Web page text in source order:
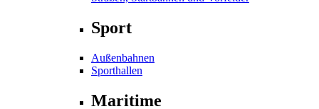
Sport
Außenbahnen
Sporthallen
Maritime